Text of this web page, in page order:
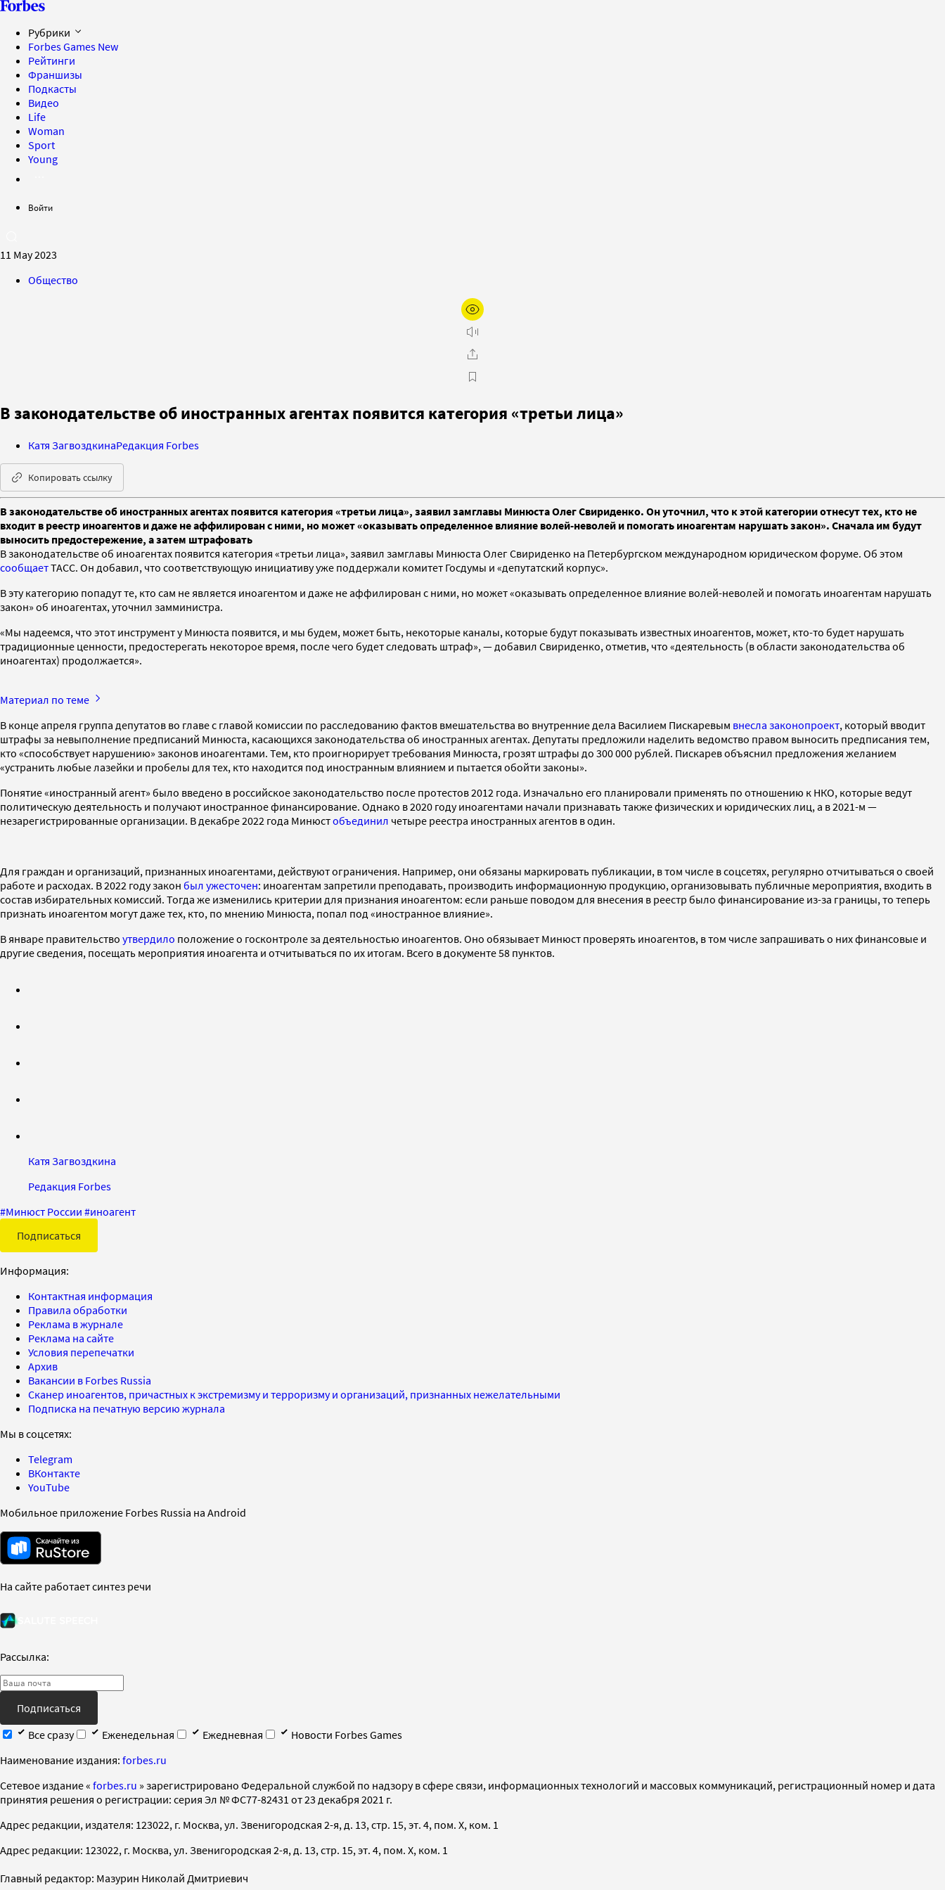
Рубрики
Forbes Games New
Рейтинги
Франшизы
Подкасты
Видео
Life
Woman
Sport
Young
Войти
11 May 2023
Общество
В законодательстве об иностранных агентах появится категория «третьи лица»
Катя ЗагвоздкинаРедакция Forbes
Копировать ссылку
В законодательстве об иностранных агентах появится категория «третьи лица», заявил замглавы Минюста Олег Свириденко. Он уточнил, что к этой категории отнесут тех, кто не
входит в реестр иноагентов и даже не аффилирован с ними, но может «оказывать определенное влияние волей-неволей и помогать иноагентам нарушать закон». Сначала им будут
выносить предостережение, а затем штрафовать
В законодательстве об иноагентах появится категория «третьи лица», заявил замглавы Минюста Олег Свириденко на Петербургском международном юридическом форуме. Об этом
сообщаетТАСС. Он добавил, что соответствующую инициативу уже поддержали комитет Госдумы и «депутатский корпус».
В эту категорию попадут те, кто сам не является иноагентом и даже не аффилирован с ними, но может «оказывать определенное влияние волей-неволей и помогать иноагентам нарушать
закон» об иноагентах, уточнил замминистра.
«Мы надеемся, что этот инструмент у Минюста появится, и мы будем, может быть, некоторые каналы, которые будут показывать известных иноагентов, может, кто-то будет нарушать
традиционные ценности, предостерегать некоторое время, после чего будет следовать штраф», — добавил Свириденко, отметив, что «деятельность (в области законодательства об
иноагентах) продолжается».
Материал по теме
В конце апреля группа депутатов во главе с главой комиссии по расследованию фактов вмешательства во внутренние дела Василием Пискаревым внесла законопроект, который вводит
штрафы за невыполнение предписаний Минюста, касающихся законодательства об иностранных агентах. Депутаты предложили наделить ведомство правом выносить предписания тем,
кто «способствует нарушению» законов иноагентами. Тем, кто проигнорирует требования Минюста, грозят штрафы до 300 000 рублей. Пискарев объяснил предложения желанием
«устранить любые лазейки и пробелы для тех, кто находится под иностранным влиянием и пытается обойти законы».
Понятие «иностранный агент» было введено в российское законодательство после протестов 2012 года. Изначально его планировали применять по отношению к НКО, которые ведут
политическую деятельность и получают иностранное финансирование. Однако в 2020 году иноагентами начали признавать также физических и юридических лиц, а в 2021-м —
незарегистрированные организации. В декабре 2022 года Минюстобъединил четыре реестра иностранных агентов в один.
Для граждан и организаций, признанных иноагентами, действуют ограничения. Например, они обязаны маркировать публикации, в том числе в соцсетях, регулярно отчитываться о своей
работе и расходах. В 2022 году закон был ужесточен: иноагентам запретили преподавать, производить информационную продукцию, организовывать публичные мероприятия, входить в
состав избирательных комиссий. Тогда же изменились критерии для признания иноагентом: если раньше поводом для внесения в реестр было финансирование из-за границы, то теперь
признать иноагентом могут даже тех, кто, по мнению Минюста, попал под «иностранное влияние».
В январе правительство утвердило положение о госконтроле за деятельностью иноагентов. Оно обязывает Минюст проверять иноагентов, в том числе запрашивать о них финансовые и
другие сведения, посещать мероприятия иноагента и отчитываться по их итогам. Всего в документе 58 пунктов.
Катя Загвоздкина
Редакция Forbes
#Минюст России #иноагент
Подписаться
Информация:
Контактная информация
Правила обработки
Реклама в журнале
Реклама на сайте
Условия перепечатки
Архив
Вакансии в Forbes Russia
Сканер иноагентов, причастных к экстремизму и терроризму и организаций, признанных нежелательными
Подписка на печатную версию журнала
Мы в соцсетях:
Telegram
ВКонтакте
YouTube
Мобильное приложение Forbes Russia на Android
На сайте работает синтез речи
Рассылка:
Подписаться
Все сразу
Еженедельная Ежедневная
Новости Forbes Games
Наименование издания: forbes.ru
Cетевое издание « forbes.ru » зарегистрировано Федеральной службой по надзору в сфере связи, информационных технологий и массовых коммуникаций, регистрационный номер и дата
принятия решения о регистрации: серия Эл № ФС77-82431 от 23 декабря 2021 г.
Адрес редакции, издателя: 123022, г. Москва, ул. Звенигородская 2-я, д. 13, стр. 15, эт. 4, пом. X, ком. 1
Адрес редакции: 123022, г. Москва, ул. Звенигородская 2-я, д. 13, стр. 15, эт. 4, пом. X, ком. 1
Главный редактор: Мазурин Николай Дмитриевич